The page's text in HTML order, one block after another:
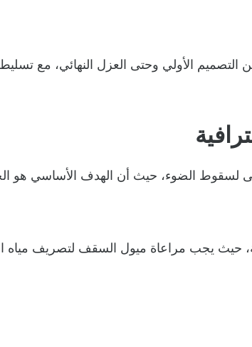
التصميم الأولي وحتى العزل النهائي، مع
لسقوط الضوء، حيث أن الهدف الأساسي
حيث يجب مراعاة ميول السقف لتصريف مياه